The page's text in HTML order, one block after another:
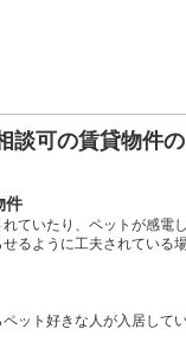
談可の賃貸物件
件
ていたり、ペットが感
るように工夫されてい
ット好きな人が入居し